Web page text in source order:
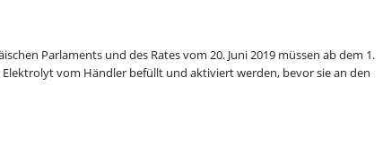
Parlaments und des Rates vom 20. Juni 2019 müssen ab dem 1.
vom Händler befüllt und aktiviert werden, bevor sie an den